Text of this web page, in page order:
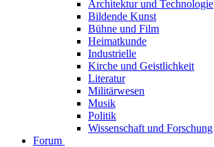
Architektur und Technologie
Bildende Kunst
Bühne und Film
Heimatkunde
Industrielle
Kirche und Geistlichkeit
Literatur
Militärwesen
Musik
Politik
Wissenschaft und Forschung
Forum